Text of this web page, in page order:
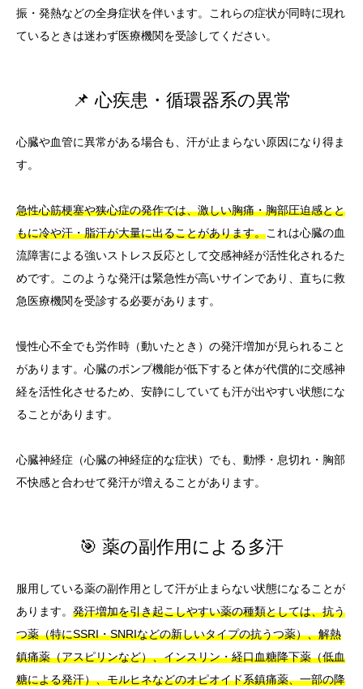
振・発熱などの全身症状を伴います。これらの症状が同時に現れ
ているときは迷わず医療機関を受診してください。
📌 心疾患・循環器系の異常
心臓や血管に異常がある場合も、汗が止まらない原因になり得ま
す。
急性心筋梗塞や狭心症の発作では、激しい胸痛・胸部圧迫感とと
もに冷や汗・脂汗が大量に出ることがあります。これは心臓の血
流障害による強いストレス反応として交感神経が活性化されるた
めです。このような発汗は緊急性が高いサインであり、直ちに救
急医療機関を受診する必要があります。
慢性心不全でも労作時（動いたとき）の発汗増加が見られること
があります。心臓のポンプ機能が低下すると体が代償的に交感神
経を活性化させるため、安静にしていても汗が出やすい状態にな
ることがあります。
心臓神経症（心臓の神経症的な症状）でも、動悸・息切れ・胸部
不快感と合わせて発汗が増えることがあります。
🎯 薬の副作用による多汗
服用している薬の副作用として汗が止まらない状態になることが
あります。 発汗増加を引き起こしやすい薬の種類としては、抗う
つ薬（特にSSRI・SNRIなどの新しいタイプの抗うつ薬）、解熱
鎮痛薬（アスピリンなど）、インスリン・経口血糖降下薬（低血
糖による発汗）、モルヒネなどのオピオイド系鎮痛薬、一部の降